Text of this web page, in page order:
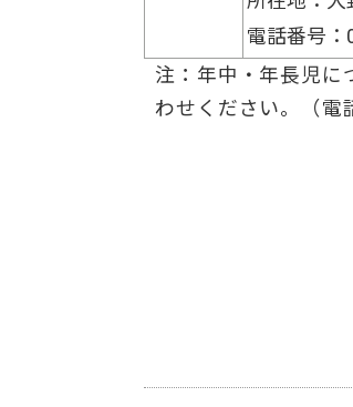
電話番号：
注：年中・年長児に
わせください。（電